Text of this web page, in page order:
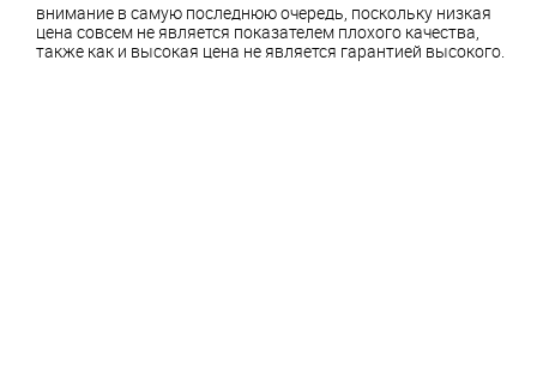
внимание в самую последнюю очередь, поскольку низкая
цена совсем не является показателем плохого качества,
также как и высокая цена не является гарантией высокого.